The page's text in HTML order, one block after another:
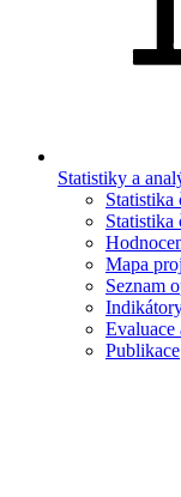
Statistiky a
Mapa
Seznam
Evaluace
Publikace